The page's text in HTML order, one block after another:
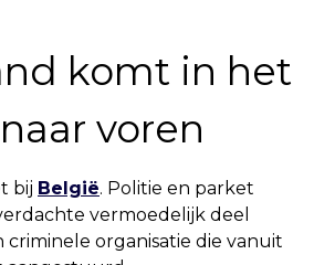
komt in het
voren
bij België. Politie en parket
vermoedelijk deel
criminele organisatie die vanuit